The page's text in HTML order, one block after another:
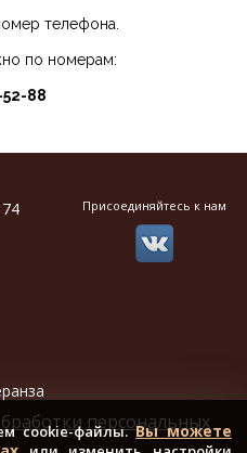
телефона.
по номерам:
52-88
Присоединяйтесь к нам
персональных
cookie-файлы.Вы можете